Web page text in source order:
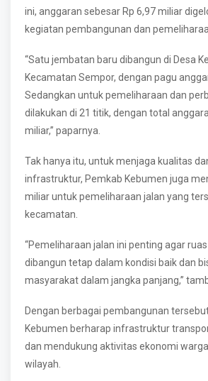
ini, anggaran sebesar Rp 6,97 miliar
kegiatan pembangunan dan
“Satu jembatan baru dibangun di Desa
Kecamatan Sempor, dengan pagu
Sedangkan untuk pemeliharaan dan
dilakukan di 21 titik, dengan total
miliar,” paparnya.
Tak hanya itu, untuk menjaga kualitas
infrastruktur, Pemkab Kebumen juga
miliar untuk pemeliharaan jalan yang
kecamatan.
“Pemeliharaan jalan ini penting agar
dibangun tetap dalam kondisi baik dan
masyarakat dalam jangka panjang,”
Dengan berbagai pembangunan
Kebumen berharap infrastruktur
dan mendukung aktivitas ekonomi
wilayah.